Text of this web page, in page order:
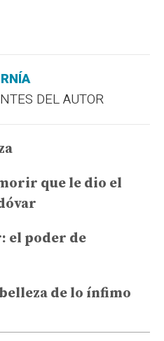
DEL AUTOR
que le dio el
el poder de
de lo ínfimo